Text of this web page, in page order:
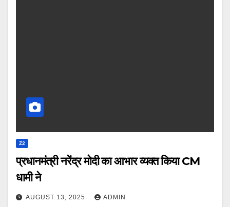
Z2
प्रधानमंत्री नरेंद्र मोदी का आभार व्यक्त किया CM
धामी ने
AUGUST 13, 2025 ADMIN